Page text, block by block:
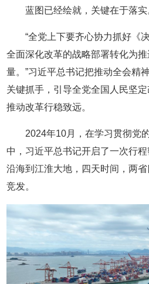
蓝图已经绘就，关键在于落实
“全党上下要齐心协力抓好《
全面深化改革的战略部署转化为
量。”习近平总书记把推动全会精
关键抓手，引导全党全国人民坚
推动改革行稳致远。
2024年10月，在学习贯彻党
中，习近平总书记开启了一次行
沿海到江淮大地，四天时间，两
竞发。